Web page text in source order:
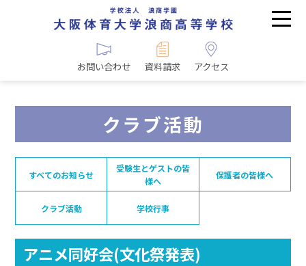
お問い合わせ 資料請求 アクセス
クラブ活動
すべてのお知らせ
受験生とゲストの皆
様へ
保護者の皆様へ
クラブ活動 学校行事
アニメ同好会(文化祭発表)